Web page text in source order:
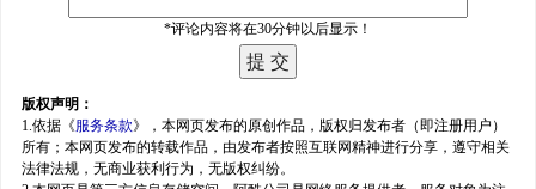
*评论内容将在30分钟以后显示！
版权声明：
1.依据《服务条款》，本网页发布的原创作品，版权归发布者（即注册用户）
所有；本网页发布的转载作品，由发布者按照互联网精神进行分享，遵守相关
法律法规，无商业获利行为，无版权纠纷。